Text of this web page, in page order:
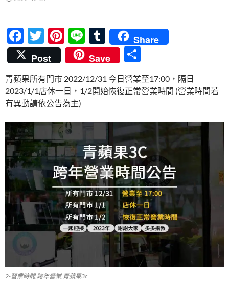
F
ac
e
b
o
o
k
T
w
itt
er
Pi
nt
er
es
t
Li
n
e
T
u
m
bl
r
Share
Post
Save
享
青蘋果所有門市 2022/12/31 今日營業至17:00，隔日
2023/1/1店休一日，1/2開始恢復正常營業時間 (營業時間若
有異動請依公告為主)
2-營業時間,跨年營業,青蘋果3c